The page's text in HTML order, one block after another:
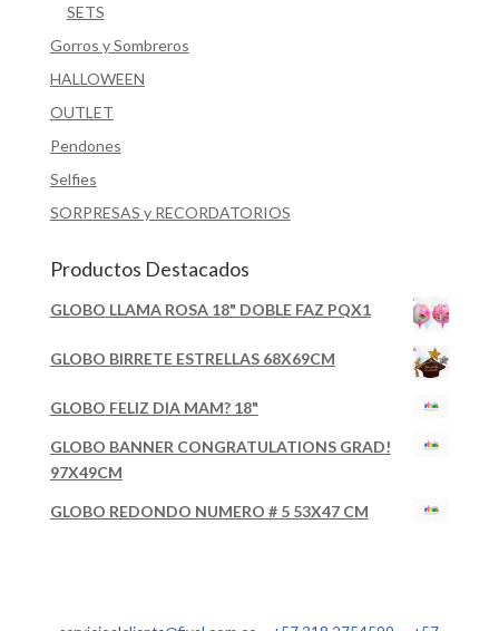
SETS
Gorros y Sombreros
HALLOWEEN
OUTLET
Pendones
Selfies
SORPRESAS y RECORDATORIOS
Productos Destacados
GLOBO LLAMA ROSA 18" DOBLE FAZ PQX1
GLOBO BIRRETE ESTRELLAS 68X69CM
GLOBO FELIZ DIA MAM? 18"
GLOBO BANNER CONGRATULATIONS GRAD!
97X49CM
GLOBO REDONDO NUMERO # 5 53X47 CM